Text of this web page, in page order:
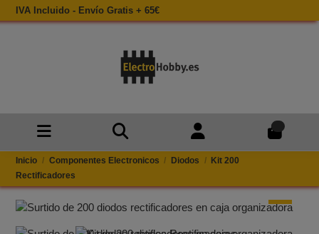
IVA Incluido - Envío Gratis + 65€
Inicio Componentes Electronicos Diodos
Kit 200
Rectificadores